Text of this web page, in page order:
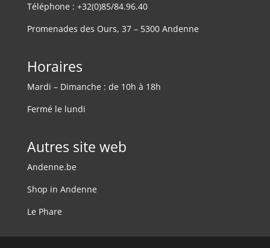
Téléphone : +32(0)85/84.96.40
Promenades des Ours, 37 – 5300 Andenne
Horaires
Mardi – Dimanche : de 10h à 18h
Fermé le lundi
Autres site web
Andenne.be
Shop in Andenne
Le Phare